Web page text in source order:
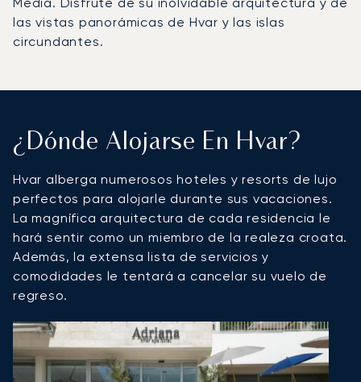
las vistas panorámicas de Hvar y las islas
circundantes.
¿Dónde Alojarse En Hvar?
Hvar alberga numerosos hoteles y resorts de lujo
perfectos para alojarle durante sus vacaciones.
La magnífica arquitectura de cada residencia le
hará sentir como un miembro de la realeza croata.
Además, la extensa lista de servicios y
comodidades le tentará a cancelar su vuelo de
regreso.